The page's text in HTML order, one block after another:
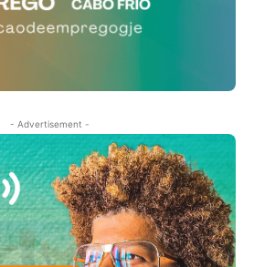
- Advertisement -